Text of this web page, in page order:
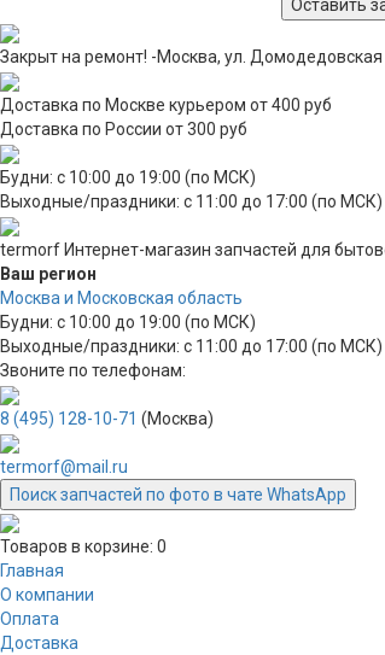
Закрыт на ремонт! -Москва, ул.
Доставка по Москве курьером от 400 руб
Доставка по России от 300 руб
Будни: с 10:00 до 19:00 (по МСК)
Выходные/праздники: с 11:00 до 17:00 (по МСК)
termorf Интернет-магазин запчастей для
Ваш регион
Москва и Московская область
Будни: с 10:00 до 19:00 (по МСК)
Выходные/праздники: с 11:00 до 17:00 (по МСК)
Звоните по телефонам:
8 (495) 128-10-71 (Москва)
termorf@mail.ru
Поиск запчастей по фото в чате WhatsApp
Товаров в корзине: 0
Главная
О компании
Оплата
Доставка